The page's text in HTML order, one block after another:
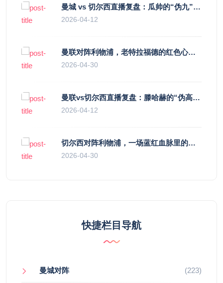
曼城 vs 切尔西直播复盘：瓜帅的“伪九”陷阱，如何绞杀蓝军的“三中卫”？
2026-04-12
曼联对阵利物浦，老特拉福德的红色心跳与蓝色暗涌
2026-04-30
曼联vs切尔西直播复盘：滕哈赫的“伪高位”与波切蒂诺的“无锋阵”，谁更拧巴？
2026-04-12
切尔西对阵利物浦，一场蓝红血脉里的恩怨与忠诚
2026-04-30
快捷栏目导航
曼城对阵 (223)